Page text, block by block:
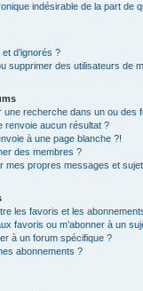
indésirable de la part de
d’ignorés ?
supprimer des utilisateurs de
une recherche dans un ou des
renvoie aucun résultat ?
à une page blanche ?!
des membres ?
mes propres messages et
les favoris et les
favoris ou m’abonner à un
à un forum spécifique ?
abonnements ?